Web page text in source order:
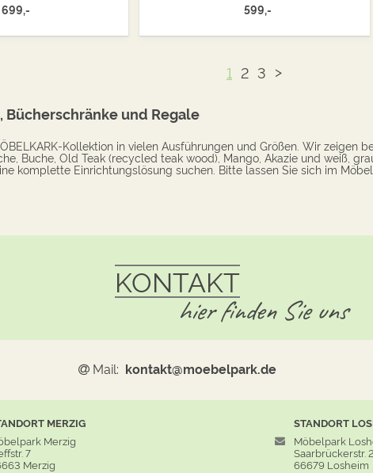
699,- 599,-
1 2 3 >
Bücherschränke und Regale
Kollektion in vielen Ausführungen und Größen. Wir zeigen
Buche, Old Teak (recycled teak wood), Mango, Akazie und weiß,
komplette Einrichtungslösung suchen. Bitte lassen Sie sich im
KONTAKT
hier finden Sie uns
Mail: kontakt@moebelpark.de
MERZIG
Merzig
7
Merzig
STANDORT
Möbelpark
Saarbrückerstr.
66679 Losheim